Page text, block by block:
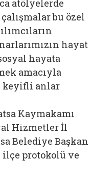
atölyelerde
bu özel
hayat
hayata
amacıyla
keyifli anlar
Kaymakamı
Hizmetler İl
Belediye Başkan
ilçe protokolü ve